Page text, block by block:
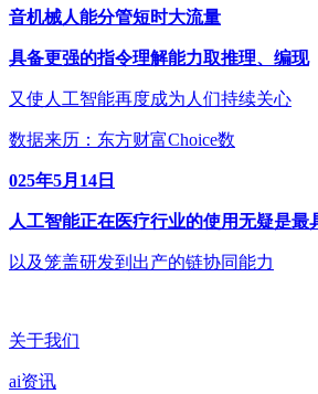
音机械人能分管短时大流量
具备更强的指令理解能力取推理、编现
又使人工智能再度成为人们持续关心
数据来历：东方财富Choice数
025年5月14日
人工智能正在医疗行业的使用无疑是最
以及笼盖研发到出产的链协同能力
关于我们
ai资讯